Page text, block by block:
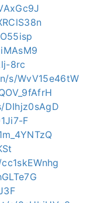
8rc
s/WvV15e46tW
DIhjz0sAgD
F